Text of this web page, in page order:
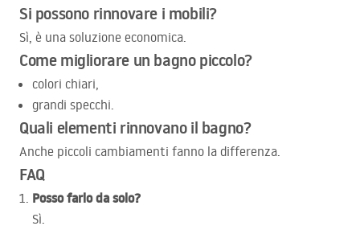
Si possono rinnovare i mobili?
Sì, è una soluzione economica.
Come migliorare un bagno piccolo?
colori chiari,
grandi specchi.
Quali elementi rinnovano il bagno?
Anche piccoli cambiamenti fanno la differenza.
FAQ
Posso farlo da solo?
Sì.